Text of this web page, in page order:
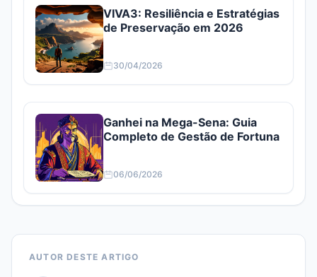
VIVA3: Resiliência e Estratégias
de Preservação em 2026
30/04/2026
Ganhei na Mega-Sena: Guia
Completo de Gestão de Fortuna
06/06/2026
AUTOR DESTE ARTIGO